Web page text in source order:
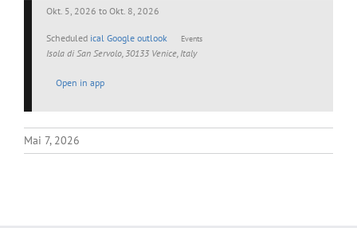
Okt. 5, 2026 to Okt. 8, 2026
Scheduled ical Google outlook Events
Isola di San Servolo, 30133 Venice, Italy
Open in app
Mai 7, 2026